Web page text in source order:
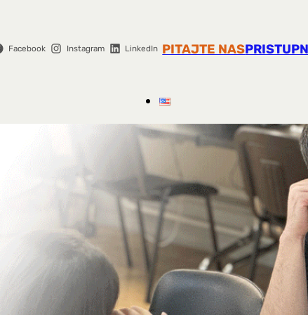
Facebook Instagram LinkedIn PITAJTE NAS